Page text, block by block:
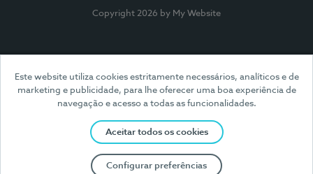
Este website utiliza cookies estritamente necessários, analíticos e de
marketing e publicidade, para lhe oferecer uma boa experiência de
navegação e acesso a todas as funcionalidades.
Aceitar todos os cookies
Configurar preferências
Copyright 2026 by My Website